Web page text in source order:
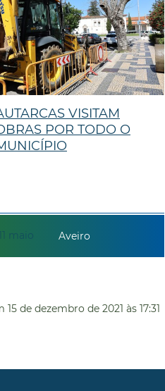
maio
VISITAM
POR TODO O
Aveiro
15 de dezembro de 2021 às 17:31